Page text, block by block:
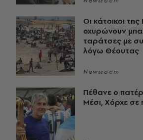
Οι κάτοικοι
οχυρώνουν
ταράτσες με
λόγω Θέουτας
Newsroom
Πέθανε ο
Μέσι, Χόρχε σε